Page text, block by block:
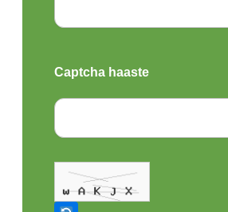
Captcha haaste